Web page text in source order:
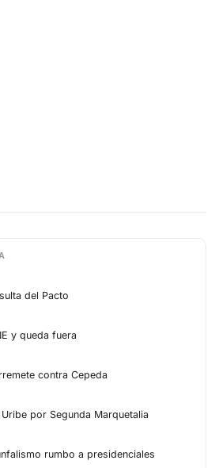
del Pacto
y queda fuera
contra Cepeda
por Segunda Marquetalia
rumbo a presidenciales